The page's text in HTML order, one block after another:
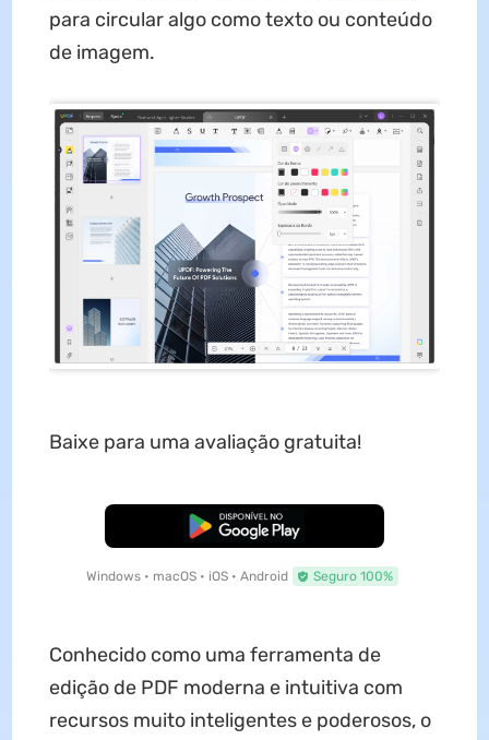
para circular algo como texto ou conteúdo
de imagem.
Baixe para uma avaliação gratuita!
Baixar Grátis
Windows • macOS • iOS • Android Seguro 100%
Conhecido como uma ferramenta de
edição de PDF moderna e intuitiva com
recursos muito inteligentes e poderosos, o